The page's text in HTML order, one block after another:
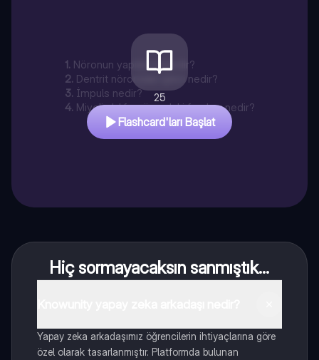
1. Nöronun yapıları nelerdir?
2. Dentrit nörondaki işlevi nedir?
3. İmpuls nedir?
4. Miyelin kılıfın nörondaki faydası nedir?
25
Flashcard'ları Başlat
Hiç sormayacaksın sanmıştık...
Yapay zeka arkadaşımız öğrencilerin ihtiyaçlarına göre
özel olarak tasarlanmıştır. Platformda bulunan